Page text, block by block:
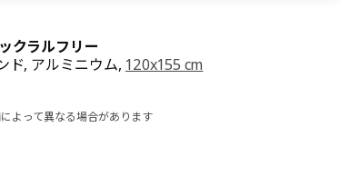
クラルフリー
ド, アルミニウム, 120x155 cm
よって異なる場合があります